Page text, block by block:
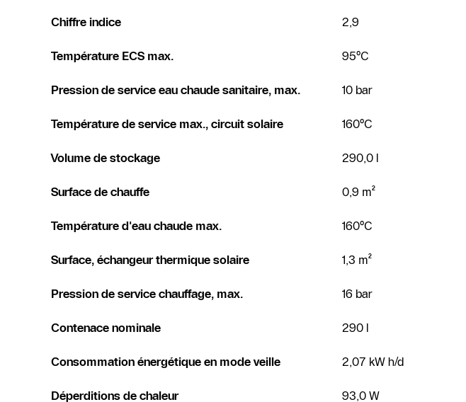
Chiffre indice 2,9
Température ECS max. 95°C
Pression de service eau chaude sanitaire, max. 10 bar
Température de service max., circuit solaire 160°C
Volume de stockage 290,0 l
Surface de chauffe 0,9 m²
Température d'eau chaude max. 160°C
Surface, échangeur thermique solaire 1,3 m²
Pression de service chauffage, max. 16 bar
Contenace nominale 290 l
Consommation énergétique en mode veille 2,07 kW h/d
Déperditions de chaleur 93,0 W